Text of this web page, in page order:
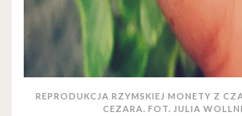
REPRODUKCJA RZYMSKIEJ MONETY Z
CEZARA. FOT. JULIA